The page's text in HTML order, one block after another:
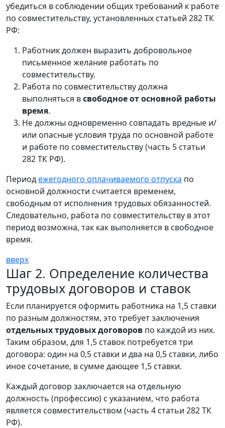
убедиться в соблюдении общих требований к работе
по совместительству, установленных статьей 282 ТК
РФ:
Работник должен выразить добровольное
письменное желание работать по
совместительству.
Работа по совместительству должна
выполняться всвободное от основной работы
время.
Не должны одновременно совпадать вредные и/
или опасные условия труда по основной работе
и работе по совместительству (часть 5 статьи
282 ТК РФ).
Периодежегодного оплачиваемого отпуска по
основной должности считается временем,
свободным от исполнения трудовых обязанностей.
Следовательно, работа по совместительству в этот
период возможна, так как выполняется в свободное
время.
вверх
Шаг 2. Определение количества
трудовых договоров и ставок
Если планируется оформить работника на 1,5 ставки
по разным должностям, это требует заключения
отдельных трудовых договоров по каждой из них.
Таким образом, для 1,5 ставок потребуется три
договора: один на 0,5 ставки и два на 0,5 ставки, либо
иное сочетание, в сумме дающее 1,5 ставки.
Каждый договор заключается на отдельную
должность (профессию) с указанием, что работа
является совместительством (часть 4 статьи 282 ТК
РФ).